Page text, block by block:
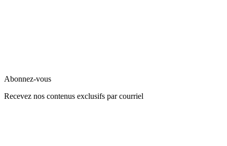
Abonnez-vous
Recevez nos contenus exclusifs par courriel